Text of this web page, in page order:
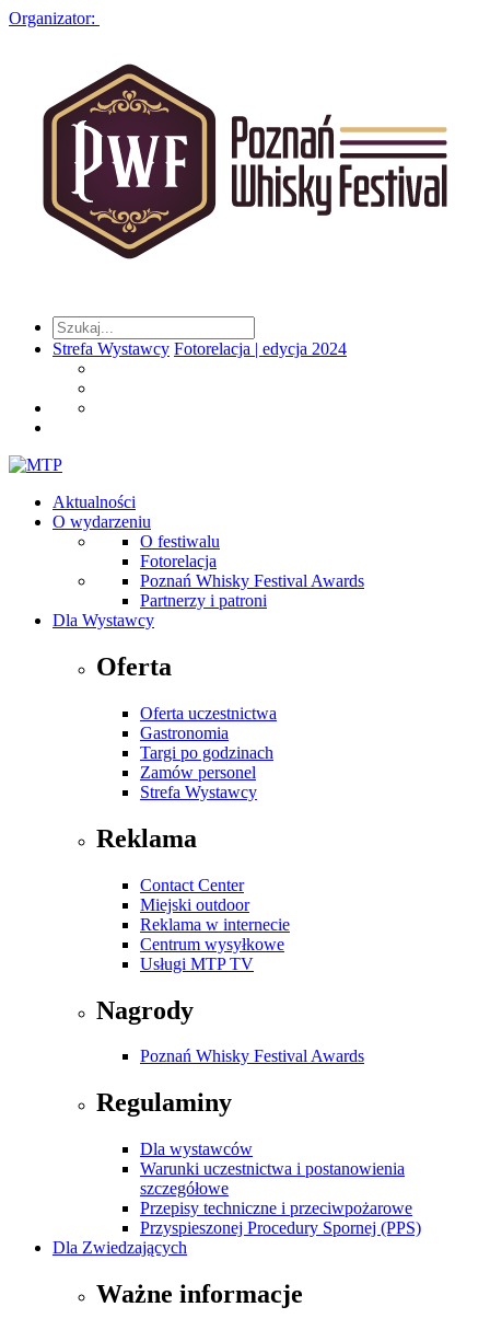
Organizator:
Strefa Wystawcy Fotorelacja | edycja 2024
Aktualności
O wydarzeniu
O festiwalu
Fotorelacja
Poznań Whisky Festival Awards
Partnerzy i patroni
Dla Wystawcy
Oferta
Oferta uczestnictwa
Gastronomia
Targi po godzinach
Zamów personel
Strefa Wystawcy
Reklama
Contact Center
Miejski outdoor
Reklama w internecie
Centrum wysyłkowe
Usługi MTP TV
Nagrody
Poznań Whisky Festival Awards
Regulaminy
Dla wystawców
Warunki uczestnictwa i postanowienia
szczegółowe
Przepisy techniczne i przeciwpożarowe
Przyspieszonej Procedury Spornej (PPS)
Dla Zwiedzających
Ważne informacje